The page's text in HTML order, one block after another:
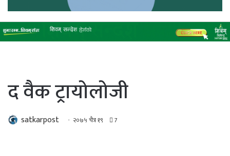
द वैक ट्रायोलोजी
satkarpost २०७५ चैत्र १९ 7